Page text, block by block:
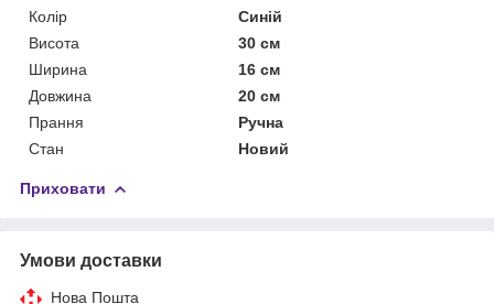
Колір
Синій
Висота
30 см
Ширина
16 см
Довжина
20 см
Прання
Ручна
Стан
Новий
Приховати
Умови доставки
Нова Пошта